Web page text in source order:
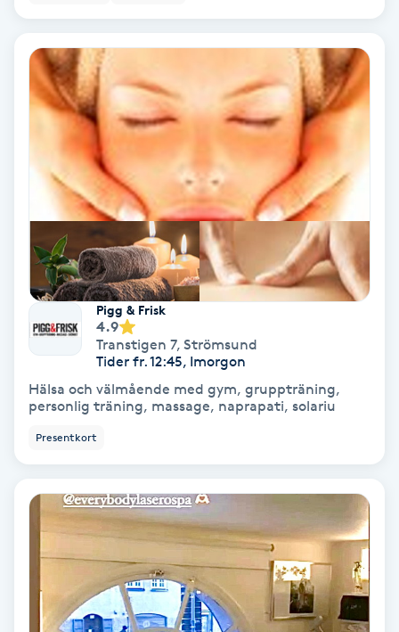
NBE-massage
Olaplex
Olaplexbehandling
Ombre
Ombre brows
Ombre naglar
Ortobionomi
Ortopedi
Osteopati
Pigg & Frisk
4.9
Transtigen 7, Strömsund
Tider fr. 12:45, Imorgon
Hälsa och välmående med gym, gruppträning,
personlig träning, massage, naprapati, solariu
Presentkort